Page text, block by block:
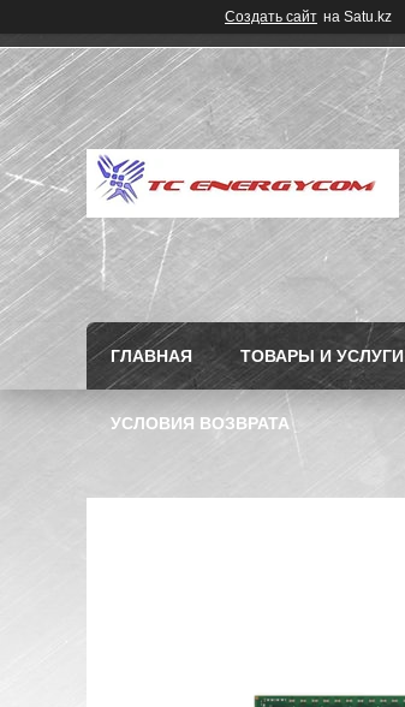
Создать сайт на Satu.kz
ГЛАВНАЯ ТОВАРЫ И УСЛУГИ
УСЛОВИЯ ВОЗВРАТА